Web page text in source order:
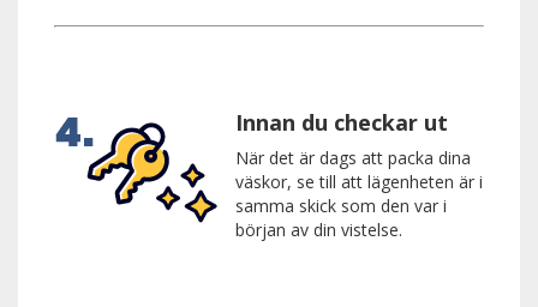
Innan du checkar ut
När det är dags att packa dina
väskor, se till att lägenheten är i
samma skick som den var i
början av din vistelse.